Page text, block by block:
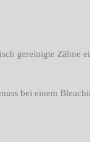
gereinigte Zähne
bei einem